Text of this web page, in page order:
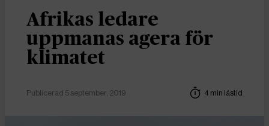
Afrikas ledare
uppmanas agera för
klimatet
Publicerad 5 september, 2019 4 min lästid